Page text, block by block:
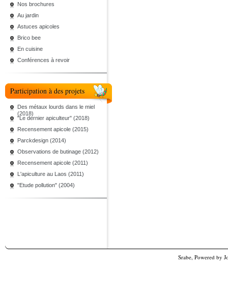
Nos brochures
Au jardin
Astuces apicoles
Brico bee
En cuisine
Conférences à revoir
Participation à des projets
Des métaux lourds dans le miel
(2018)
"Le dernier apiculteur" (2018)
Recensement apicole (2015)
Parckdesign (2014)
Observations de butinage (2012)
Recensement apicole (2011)
L'apiculture au Laos (2011)
"Etude pollution" (2004)
Srabe, Powered by